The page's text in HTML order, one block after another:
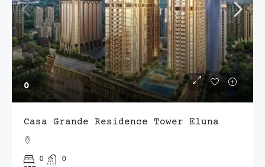
0
Casa Grande Residence Tower Eluna
0 0